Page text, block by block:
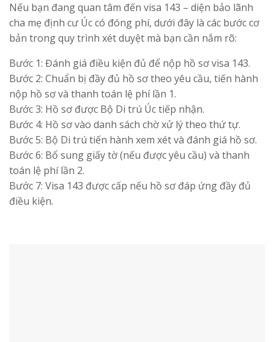
Nếu bạn đang quan tâm đến visa 143 – diện bảo lãnh
cha mẹ định cư Úc có đóng phí, dưới đây là các bước cơ
bản trong quy trình xét duyệt mà bạn cần nắm rõ:
Bước 1: Đánh giá điều kiện đủ để nộp hồ sơ visa 143.
Bước 2: Chuẩn bị đầy đủ hồ sơ theo yêu cầu, tiến hành
nộp hồ sơ và thanh toán lệ phí lần 1.
Bước 3: Hồ sơ được Bộ Di trú Úc tiếp nhận.
Bước 4: Hồ sơ vào danh sách chờ xử lý theo thứ tự.
Bước 5: Bộ Di trú tiến hành xem xét và đánh giá hồ sơ.
Bước 6: Bổ sung giấy tờ (nếu được yêu cầu) và thanh
toán lệ phí lần 2.
Bước 7: Visa 143 được cấp nếu hồ sơ đáp ứng đầy đủ
điều kiện.